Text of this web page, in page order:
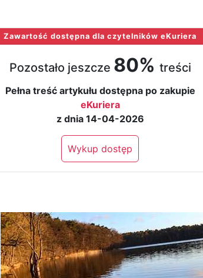
Zawartość dostępna dla czytelników eKuriera
Pozostało jeszcze 80% treści
Pełna treść artykułu dostępna po zakupie
eKuriera
z dnia 14-04-2026
Wykup dostęp